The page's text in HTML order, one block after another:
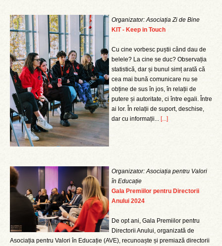
Organizator: Asociația Zi de Bine
KIT - Keep in Touch
Cu cine vorbesc puștii când dau de
belele? La cine se duc? Observația
statistică, dar și bunul simț arată că
cea mai bună comunicare nu se
obține de sus în jos, în relații de
putere și autoritate, ci între egali. Între
ai lor. În relații de suport, deschise,
dar cu informații... [...]
Organizator: Asociația pentru Valori
în Educație
Gala Premiilor pentru Directorii
Anului 2024
De opt ani, Gala Premiilor pentru
Directorii Anului, organizată de
Asociația pentru Valori în Educație (AVE), recunoaște și premiază directorii